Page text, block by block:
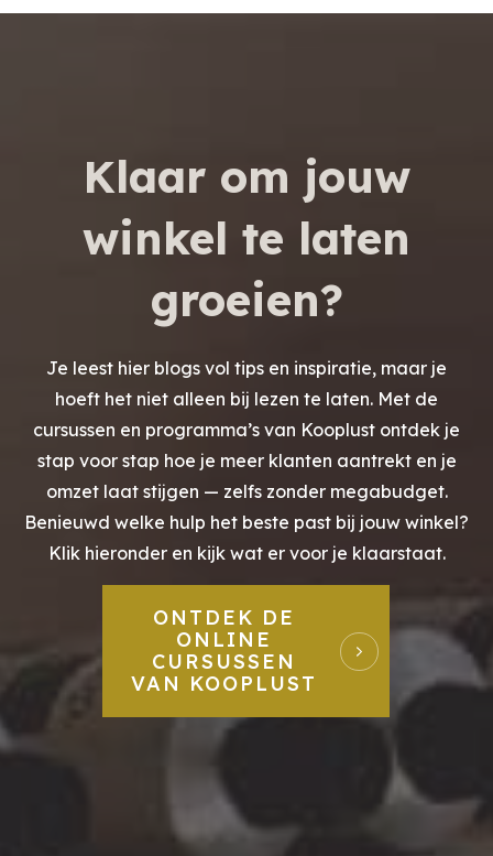
Klaar om jouw
winkel te laten
groeien?
Je leest hier blogs vol tips en inspiratie, maar je
hoeft het niet alleen bij lezen te laten. Met de
cursussen en programma’s van Kooplust ontdek je
stap voor stap hoe je meer klanten aantrekt en je
omzet laat stijgen — zelfs zonder megabudget.
Benieuwd welke hulp het beste past bij jouw winkel?
Klik hieronder en kijk wat er voor je klaarstaat.
ONTDEK DE
ONLINE
CURSUSSEN
VAN KOOPLUST